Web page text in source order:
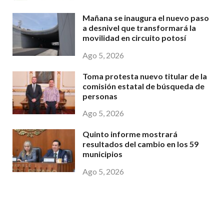
Mañana se inaugura el nuevo paso
a desnivel que transformará la
movilidad en circuito potosí
Ago 5, 2026
Toma protesta nuevo titular de la
comisión estatal de búsqueda de
personas
Ago 5, 2026
Quinto informe mostrará
resultados del cambio en los 59
municipios
Ago 5, 2026